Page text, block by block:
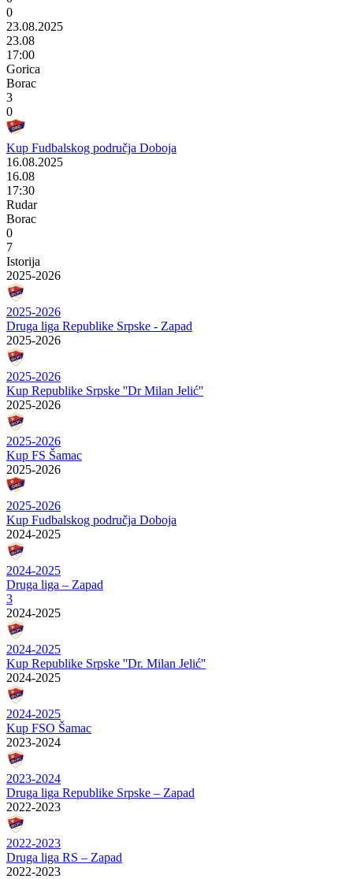
0
23.08.2025
23.08
17:00
Gorica
Borac
3
0
Kup Fudbalskog područja Doboja
16.08.2025
16.08
17:30
Rudar
Borac
0
7
Istorija
2025-2026
2025-2026
Druga liga Republike Srpske - Zapad
2025-2026
2025-2026
Kup Republike Srpske ''Dr Milan Jelić''
2025-2026
2025-2026
Kup FS Šamac
2025-2026
2025-2026
Kup Fudbalskog područja Doboja
2024-2025
2024-2025
Druga liga – Zapad
3
2024-2025
2024-2025
Kup Republike Srpske ''Dr. Milan Jelić''
2024-2025
2024-2025
Kup FSO Šamac
2023-2024
2023-2024
Druga liga Republike Srpske – Zapad
2022-2023
2022-2023
Druga liga RS – Zapad
2022-2023